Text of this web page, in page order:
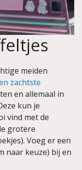
meiden
zachtste
en allemaal in
kun je
vind met de
grotere
Voeg er een
naar keuze) bij en